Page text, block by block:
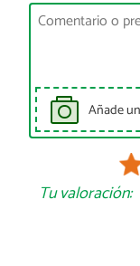
Añade
Tu valoración: